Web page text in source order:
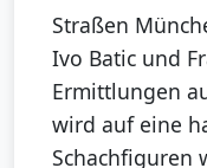
Straßen
Ivo Batic und
Ermittlungen
wird auf eine
Schachfiguren